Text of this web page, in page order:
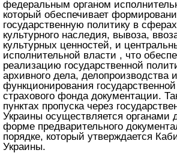
федеральным органом
который обеспечивает
государственную политику в
культурного наследия, вывоза,
культурных ценностей, и
исполнительной власти , что
реализацию государственной
архивного дела, делопроизводства
функционирования
страхового фонда документации.
пунктах пропуска через
Украины осуществляется органами
форме предварительного
порядке, который утверждается
Украины.